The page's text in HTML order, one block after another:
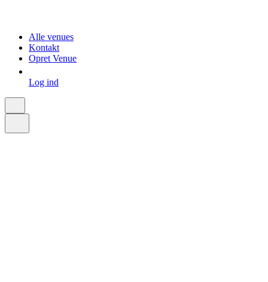
Alle venues
Kontakt
Opret Venue
Log ind